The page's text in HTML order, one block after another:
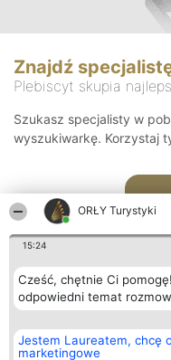
ORŁY Turystyki
15:24
Cześć, chętnie Ci
odpowiedni temat
Jestem Laureatem, chcę
marketingowe
Znajdź
Plebiscyt skupia
Szukasz specjalisty w
wyszukiwarkę. Korzystaj
Organizator plebiscytu
Bright Side Solutions sp. z o.
o. sp. k.